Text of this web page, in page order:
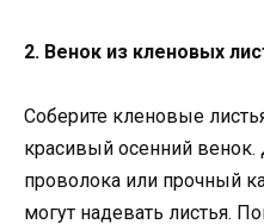
2. Венок из кленовых
Соберите кленовые
красивый осенний венок.
проволока или прочный
могут надевать листья.